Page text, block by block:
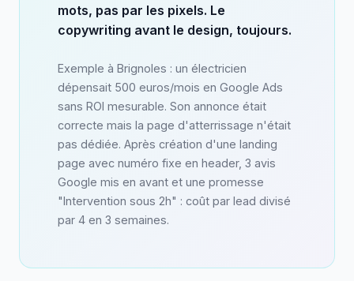
mots, pas par les pixels. Le
copywriting avant le design, toujours.
Exemple à Brignoles : un électricien
dépensait 500 euros/mois en Google Ads
sans ROI mesurable. Son annonce était
correcte mais la page d'atterrissage n'était
pas dédiée. Après création d'une landing
page avec numéro fixe en header, 3 avis
Google mis en avant et une promesse
"Intervention sous 2h" : coût par lead divisé
par 4 en 3 semaines.